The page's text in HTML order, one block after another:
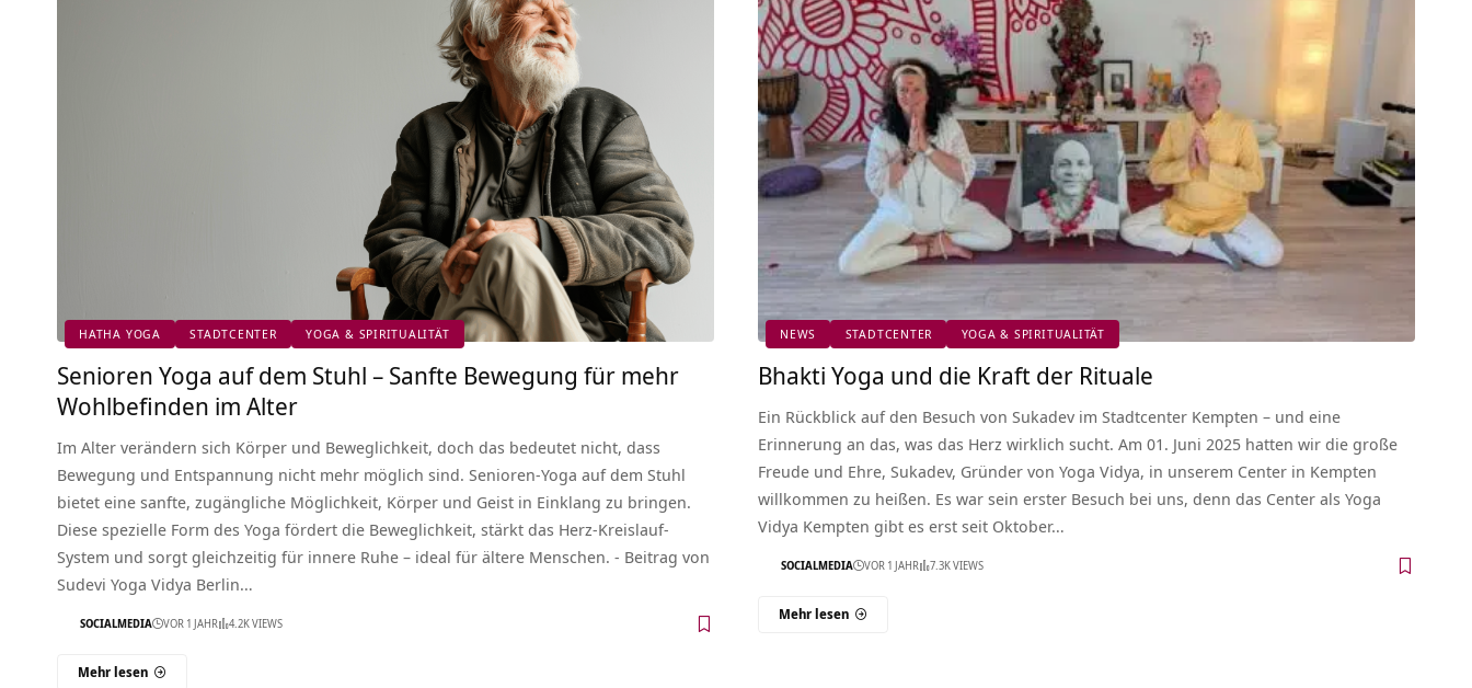
HATHA YOGA STADTCENTER YOGA & SPIRITUALITÄT
Senioren Yoga auf dem Stuhl – Sanfte Bewegung für mehr
Wohlbefinden im Alter
Im Alter verändern sich Körper und Beweglichkeit, doch das bedeutet nicht, dass
Bewegung und Entspannung nicht mehr möglich sind. Senioren-Yoga auf dem Stuhl
bietet eine sanfte, zugängliche Möglichkeit, Körper und Geist in Einklang zu bringen.
Diese spezielle Form des Yoga fördert die Beweglichkeit, stärkt das Herz-Kreislauf-
System und sorgt gleichzeitig für innere Ruhe – ideal für ältere Menschen. - Beitrag von
Sudevi Yoga Vidya Berlin…
SOCIALMEDIA VOR 1 JAHR 4.2K VIEWS
Mehr lesen
NEWS STADTCENTER YOGA & SPIRITUALITÄT
Bhakti Yoga und die Kraft der Rituale
Ein Rückblick auf den Besuch von Sukadev im Stadtcenter Kempten – und eine
Erinnerung an das, was das Herz wirklich sucht. Am 01. Juni 2025 hatten wir die große
Freude und Ehre, Sukadev, Gründer von Yoga Vidya, in unserem Center in Kempten
willkommen zu heißen. Es war sein erster Besuch bei uns, denn das Center als Yoga
Vidya Kempten gibt es erst seit Oktober…
SOCIALMEDIA VOR 1 JAHR 7.3K VIEWS
Mehr lesen